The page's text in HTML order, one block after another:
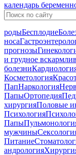
календарь
родыБесплодие
носа
прогнозы
и грудное
болезни
Косметология
ПапНаркология
ПапыОртопедия
хирургияПоловые
Психология
Папы
мужчины
Питание
андрология